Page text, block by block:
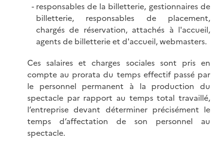
responsables de la billetterie, gestionnaires de
billetterie, responsables de placement,
chargés de réservation, attachés à l'accueil,
agents de billetterie et d'accueil, webmasters.
Ces salaires et charges sociales sont pris en
compte au prorata du temps effectif passé par
le personnel permanent à la production du
spectacle par rapport au temps total travaillé,
l’entreprise devant déterminer précisément le
temps d’affectation de son personnel au
spectacle.